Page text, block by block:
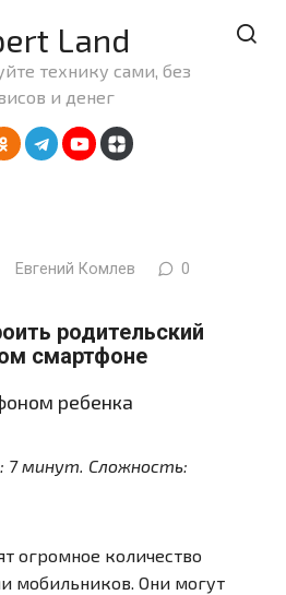
Land
технику сами, без
и денег
Евгений Комлев
0
родительский
смартфоне
7 минут . Сложность:
огромное количество
мобильников. Они могут